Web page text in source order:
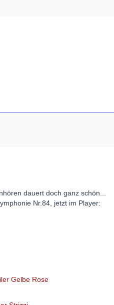
dauert doch ganz schön...
Nr.84, jetzt im Player: